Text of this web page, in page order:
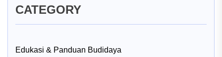
CATEGORY
Edukasi & Panduan Budidaya